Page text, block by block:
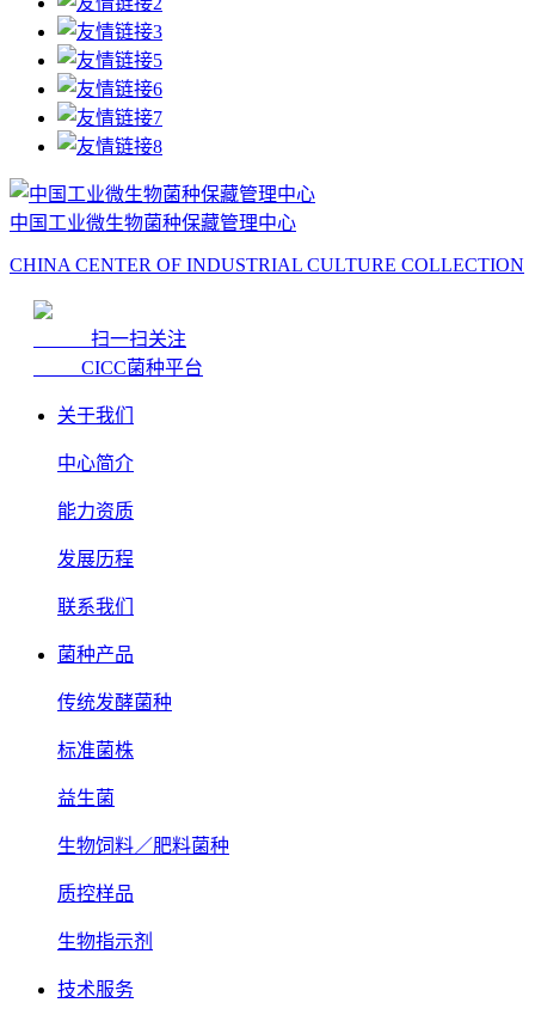
中国工业微生物菌种保藏管理中心
CHINA CENTER OF INDUSTRIAL CULTURE COLLECTION
扫一扫关注
CICC菌种平台
关于我们
中心简介
能力资质
发展历程
联系我们
菌种产品
传统发酵菌种
标准菌株
益生菌
生物饲料／肥料菌种
质控样品
生物指示剂
技术服务